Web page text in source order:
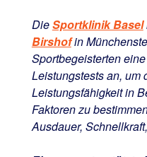
DieSportklinik Basel
Birshofin
Sportbegeisterten
Leistungstests an, um
Leistungsfähigkeit in
Faktoren zu
Ausdauer,